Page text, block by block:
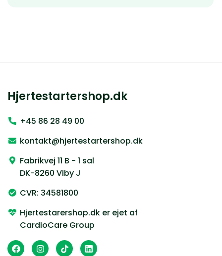
Hjertestartershop.dk
+45 86 28 49 00
kontakt@hjertestartershop.dk
Fabrikvej 11 B - 1 sal
DK-8260 Viby J
CVR: 34581800
Hjertestarershop.dk er ejet af
CardioCare Group